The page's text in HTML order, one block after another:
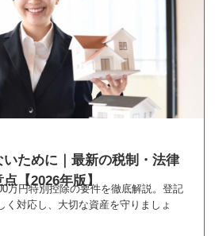
ために｜最新の税制・法律
【2026年版】
万円特別控除の要件を徹底解説。登記
く対応し、大切な資産を守りましょ